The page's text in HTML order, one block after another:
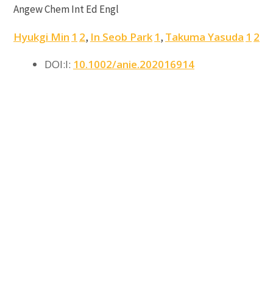
Angew Chem Int Ed Engl
Hyukgi Min 1 2, In Seob Park 1, Takuma Yasuda 1 2
DOI:I: 10.1002/anie.202016914